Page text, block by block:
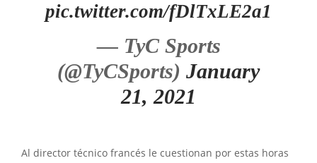
pic.twitter.com/fDlTxLE2a1
— TyC Sports
(@TyCSports) January
21, 2021
Al director técnico francés le cuestionan por estas horas